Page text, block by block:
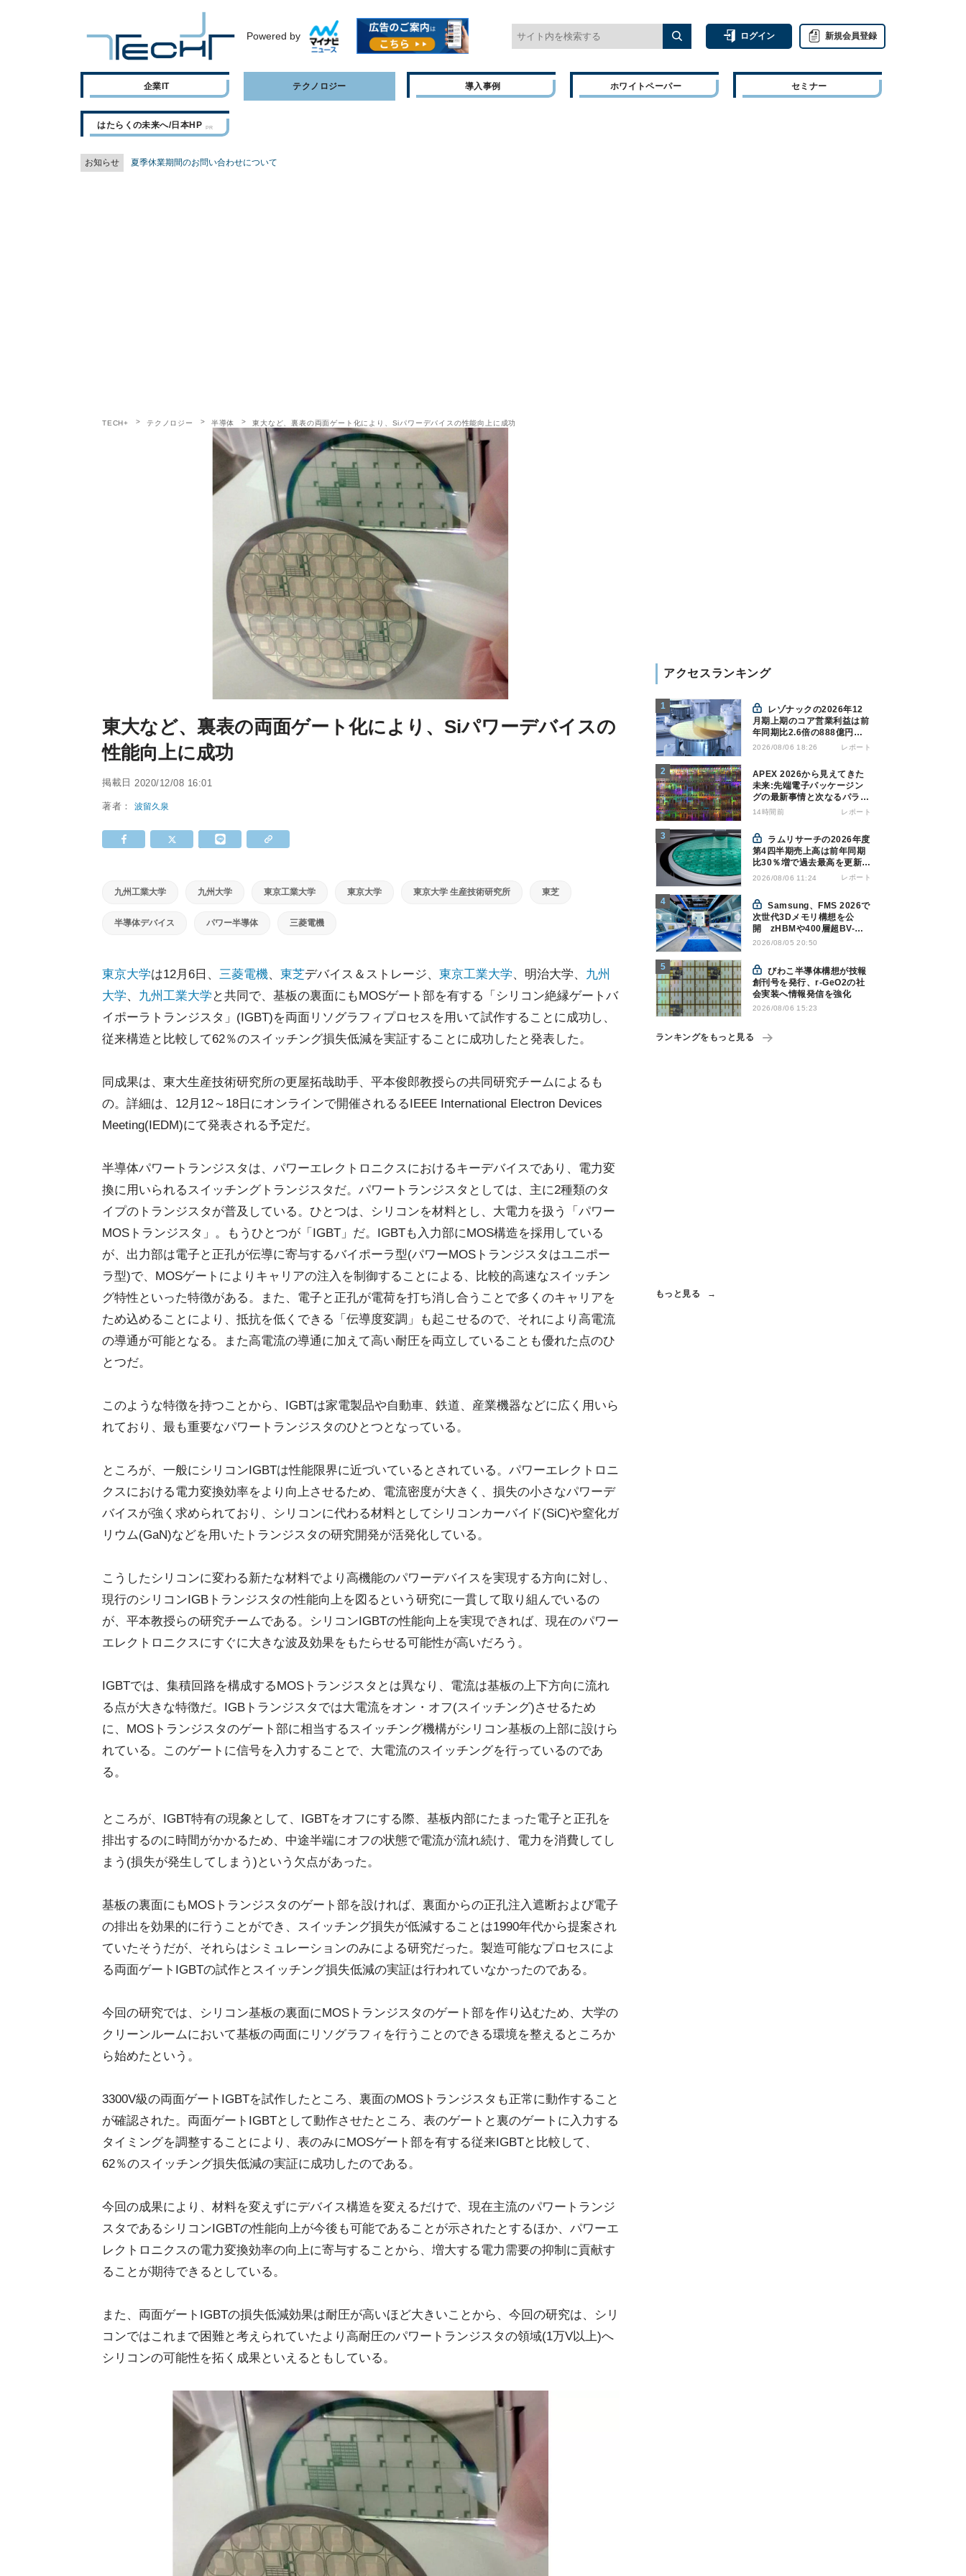
Powered by ログイン 新規会員登録
企業IT テクノロジー 導入事例 ホワイトペーパー セミナー
はたらくの未来へ/日本HP
お知らせ 夏季休業期間のお問い合わせについて
TECH+ テクノロジー 半導体 東大など、裏表の両面ゲート化により、Siパワーデバイスの性能向上に成功
東大など、裏表の両面ゲート化により、Siパワーデバイスの
性能向上に成功
掲載日 2020/12/08 16:01
著者：波留久泉
九州工業大学 九州大学 東京工業大学 東京大学 東京大学 生産技術研究所 東芝
半導体デバイス パワー半導体 三菱電機
東京大学は12月6日、 三菱電機、 東芝デバイス＆ストレージ、 東京工業大学、明治大学、 九州
大学、 九州工業大学 と共同で、基板の裏面にもMOSゲート部を有する「シリコン絶縁ゲートバ
イポーラトランジスタ」(IGBT)を両面リソグラフィプロセスを用いて試作することに成功し、
従来構造と比較して62％のスイッチング損失低減を実証することに成功したと発表した。
同成果は、東大生産技術研究所の更屋拓哉助手、平本俊郎教授らの共同研究チームによるも
の。詳細は、12月12～18日にオンラインで開催されるるIEEE International Electron Devices
Meeting(IEDM)にて発表される予定だ。
半導体パワートランジスタは、パワーエレクトロニクスにおけるキーデバイスであり、電力変
換に用いられるスイッチングトランジスタだ。パワートランジスタとしては、主に2種類のタ
イプのトランジスタが普及している。ひとつは、シリコンを材料とし、大電力を扱う「パワー
MOSトランジスタ」。もうひとつが「IGBT」だ。IGBTも入力部にMOS構造を採用している
が、出力部は電子と正孔が伝導に寄与するバイポーラ型(パワーMOSトランジスタはユニポー
ラ型)で、MOSゲートによりキャリアの注入を制御することによる、比較的高速なスイッチン
グ特性といった特徴がある。また、電子と正孔が電荷を打ち消し合うことで多くのキャリアを
ため込めることにより、抵抗を低くできる「伝導度変調」も起こせるので、それにより高電流
の導通が可能となる。また高電流の導通に加えて高い耐圧を両立していることも優れた点のひ
とつだ。
このような特徴を持つことから、IGBTは家電製品や自動車、鉄道、産業機器などに広く用いら
れており、最も重要なパワートランジスタのひとつとなっている。
ところが、一般にシリコンIGBTは性能限界に近づいているとされている。パワーエレクトロニ
クスにおける電力変換効率をより向上させるため、電流密度が大きく、損失の小さなパワーデ
バイスが強く求められており、シリコンに代わる材料としてシリコンカーバイド(SiC)や窒化ガ
リウム(GaN)などを用いたトランジスタの研究開発が活発化している。
こうしたシリコンに変わる新たな材料でより高機能のパワーデバイスを実現する方向に対し、
現行のシリコンIGBトランジスタの性能向上を図るという研究に一貫して取り組んでいるの
が、平本教授らの研究チームである。シリコンIGBTの性能向上を実現できれば、現在のパワー
エレクトロニクスにすぐに大きな波及効果をもたらせる可能性が高いだろう。
IGBTでは、集積回路を構成するMOSトランジスタとは異なり、電流は基板の上下方向に流れ
る点が大きな特徴だ。IGBトランジスタでは大電流をオン・オフ(スイッチング)させるため
に、MOSトランジスタのゲート部に相当するスイッチング機構がシリコン基板の上部に設けら
れている。このゲートに信号を入力することで、大電流のスイッチングを行っているのであ
る。
ところが、IGBT特有の現象として、IGBTをオフにする際、基板内部にたまった電子と正孔を
排出するのに時間がかかるため、中途半端にオフの状態で電流が流れ続け、電力を消費してし
まう(損失が発生してしまう)という欠点があった。
基板の裏面にもMOSトランジスタのゲート部を設ければ、裏面からの正孔注入遮断および電子
の排出を効果的に行うことができ、スイッチング損失が低減することは1990年代から提案され
ていたそうだが、それらはシミュレーションのみによる研究だった。製造可能なプロセスによ
る両面ゲートIGBTの試作とスイッチング損失低減の実証は行われていなかったのである。
今回の研究では、シリコン基板の裏面にMOSトランジスタのゲート部を作り込むため、大学の
クリーンルームにおいて基板の両面にリソグラフィを行うことのできる環境を整えるところか
ら始めたという。
3300V級の両面ゲートIGBTを試作したところ、裏面のMOSトランジスタも正常に動作すること
が確認された。両面ゲートIGBTとして動作させたところ、表のゲートと裏のゲートに入力する
タイミングを調整することにより、表のみにMOSゲート部を有する従来IGBTと比較して、
62％のスイッチング損失低減の実証に成功したのである。
今回の成果により、材料を変えずにデバイス構造を変えるだけで、現在主流のパワートランジ
スタであるシリコンIGBTの性能向上が今後も可能であることが示されたとするほか、パワーエ
レクトロニクスの電力変換効率の向上に寄与することから、増大する電力需要の抑制に貢献す
ることが期待できるとしている。
また、両面ゲートIGBTの損失低減効果は耐圧が高いほど大きいことから、今回の研究は、シリ
コンではこれまで困難と考えられていたより高耐圧のパワートランジスタの領域(1万V以上)へ
シリコンの可能性を拓く成果といえるともしている。
アクセスランキング
月期上期のコア営業利益は前
年同期比2.6倍の888億円、
AI向け半導体材料が好調
2026/08/06 18:26 レポート
APEX 2026から見えてきた
未来:先端電子パッケージン
グの最新事情と次なるパラダ
イムシフト
14時間前 レポート
第4四半期売上高は前年同期
比30％増で過去最高を更新、
NAND関連が好調
2026/08/06 11:24 レポート
Samsung、FMS 2026で
次世代3Dメモリ構想を公
開 zHBMや400層超BV-
NANDを披露
2026/08/05 20:50
びわこ半導体構想が技報
創刊号を発行、r-GeO2の社
会実装へ情報発信を強化
2026/08/06 15:23
ランキングをもっと見る
もっと見る